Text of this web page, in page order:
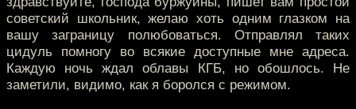
советский школьник, желаю хоть одним глазком на
вашу заграницу полюбоваться. Отправлял таких
цидуль помногу во всякие доступные мне адреса.
Каждую ночь ждал облавы КГБ, но обошлось. Не
заметили, видимо, как я боролся с режимом.